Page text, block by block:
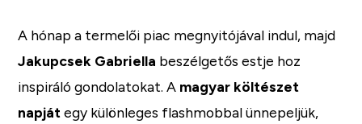
A hónap a termelői piac megnyitójával indul, majd
Jakupcsek Gabriella beszélgetős estje hoz
inspiráló gondolatokat. A magyar költészet
napjátegy különleges flashmobbal ünnepeljük,